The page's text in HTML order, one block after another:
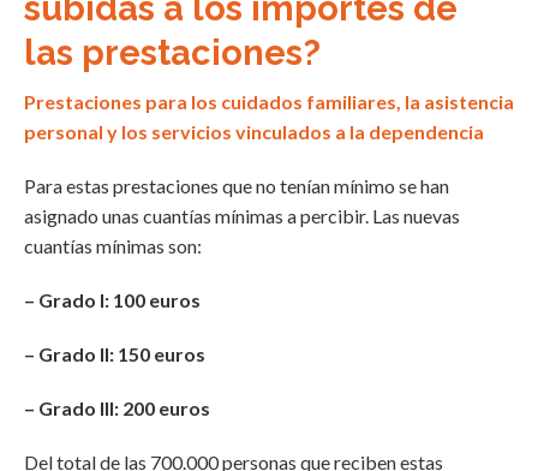
subidas a los importes de
las prestaciones?
Prestaciones para los cuidados familiares, la asistencia
personal y los servicios vinculados a la dependencia
Para estas prestaciones que no tenían mínimo se han
asignado unas cuantías mínimas a percibir. Las nuevas
cuantías mínimas son:
– Grado I: 100 euros
– Grado II: 150 euros
– Grado III: 200 euros
Del total de las 700.000 personas que reciben estas